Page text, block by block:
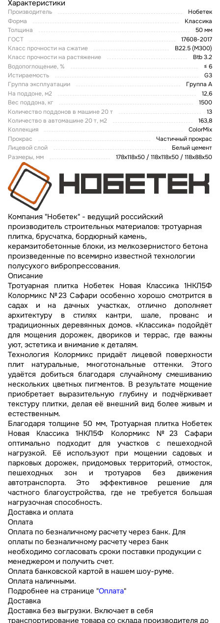
Характеристики
Производитель
Нобетек
Форма
Классика
Толщина
50 мм
ГОСТ
17608-2017
Класс прочности на сжатие
B22.5 (M300)
Класс прочности на растяжение
Btb 3.2
Водопоглощение, %
≤ 6
Истираемость
G3
Группа эксплуатации
Группа А
На поддоне, м2
12,6
Вес поддона, кг
1500
Количество поддонов в машине 20 т
13
Количество в автомашине 20 т, м2
163,8
Коллекция
ColorMix
Прокрас
Частичный прокрас
Лицевой слой
Белый цемент
Размеры, мм
178x118x50 / 118x118x50 / 118x88x50
Компания "Нобетек" - ведущий российский
производитель строительных материалов: тротуарная
плитка, брусчатка, бордюрный камень,
керамзитобетонные блоки, из мелкозернистого бетона
произведенные по всемирно известной технологии
полусухого вибропрессования.
Описание
Тротуарная плитка Нобетек Новая Классика 1НКЛ5Ф
Колормикс №23 Сафари особенно хорошо смотрится в
садах и на дачных участках, отлично дополняет
архитектуру в стилях кантри, шале, прованс и
традиционных деревянных домов. «Классика» подойдёт
для мощения дорожек, двориков и террас, где важны
уют, эстетика и внимание к деталям.
Технология Колормикс придаёт лицевой поверхности
плит натуральные, многотональные оттенки. Этого
удаётся добиться благодаря случайному смешиванию
нескольких цветных пигментов. В результате мощение
приобретает выразительную глубину и подчёркивает
текстуру плитки, делая её внешний вид более живым и
естественным.
Благодаря толщине 50 мм, Тротуарная плитка Нобетек
Новая Классика 1НКЛ5Ф Колормикс №23 Сафари
оптимально подходит для участков с пешеходной
нагрузкой. Её используют при мощении садовых и
парковых дорожек, придомовых территорий, отмосток,
пешеходных зон и тротуаров без движения
автотранспорта. Это эффективное решение для
частного благоустройства, где не требуется большая
нагрузочная способность.
Доставка и оплата
Оплата
Оплата по безналичному расчету через банк. Для
оплаты по безналичному расчету через банк
необходимо согласовать сроки поставки продукции с
менеджером и получить счет.
Оплата банковской картой в нашем шоу-руме.
Оплата наличными.
Подробнее на странице "Оплата"
Доставка
Доставка без выгрузки. Включает в себя
транспортирование товара со склада производителя до